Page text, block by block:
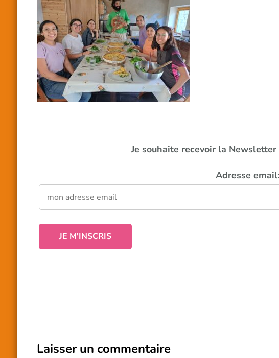
Je souhaite recevoir la
Adresse email:
Laisser un commentaire